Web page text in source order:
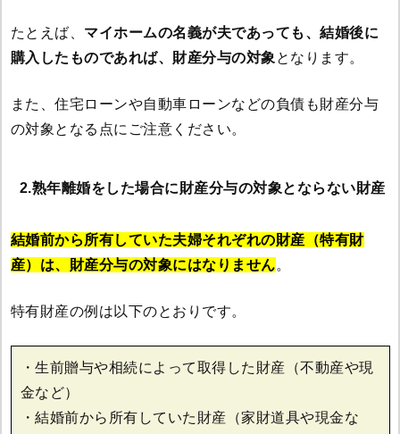
たとえば、 マイホームの名義が夫であっても、結婚後に
購入したものであれば、財産分与の対象 となります。
また、住宅ローンや自動車ローンなどの負債も財産分与
の対象となる点にご注意ください。
2.熟年離婚をした場合に財産分与の対象とならない財産
結婚前から所有していた夫婦それぞれの財産（特有財
産）は、財産分与の対象にはなりません。
特有財産の例は以下のとおりです。
・生前贈与や相続によって取得した財産（不動産や現
金など）
・結婚前から所有していた財産（家財道具や現金な